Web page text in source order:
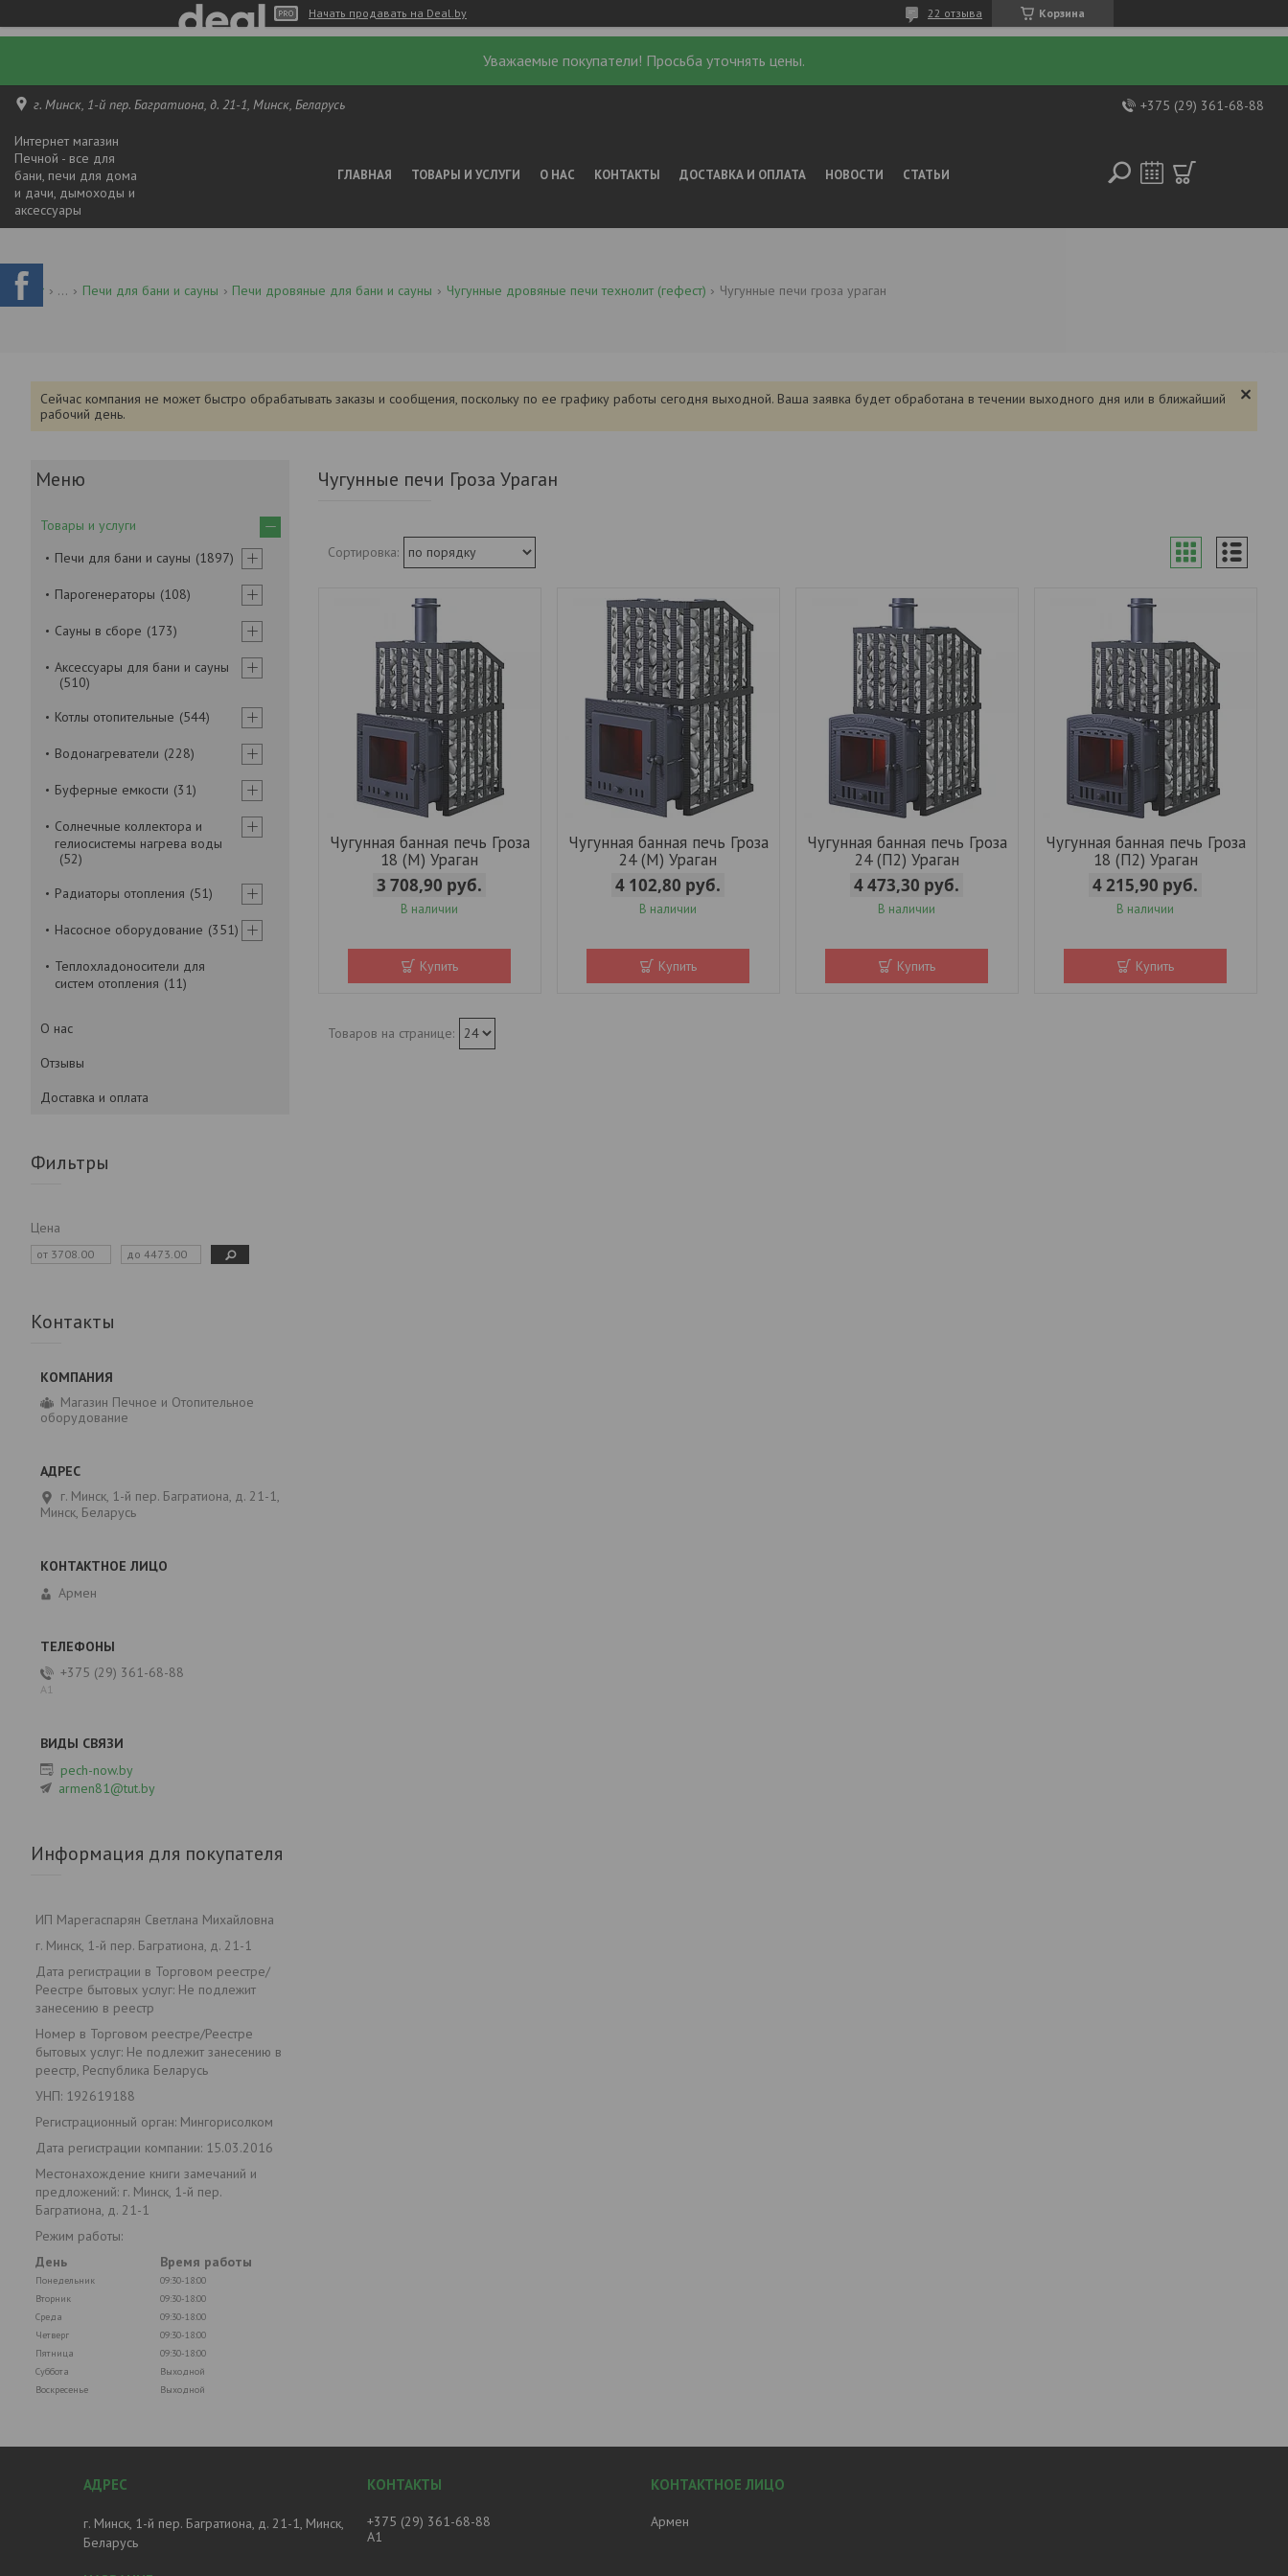
Начать продавать на Deal.by Корзина
22 отзыва
Уважаемые покупатели! Просьба уточнять цены.
г. Минск, 1-й пер. Багратиона, д. 21-1, Минск, Беларусь +375 (29) 361-68-88
Интернет магазин
Печной - все для
бани, печи для дома
и дачи, дымоходы и
аксессуары
ГЛАВНАЯ ТОВАРЫ И УСЛУГИ О НАС КОНТАКТЫ ДОСТАВКА И ОПЛАТА НОВОСТИ СТАТЬИ
... Печи для бани и сауны Печи дровяные для бани и сауны Чугунные дровяные печи технолит (гефест) Чугунные печи гроза ураган
Сейчас компания не может быстро обрабатывать заказы и сообщения, поскольку по ее графику работы сегодня выходной. Ваша заявка будет обработана в течении выходного дня или в ближайший
рабочий день.
Чугунные печи Гроза Ураган
Чугунная банная печь Гроза
18 (М) Ураган
3 708,90 руб.
В наличии
Купить
Чугунная банная печь Гроза
24 (М) Ураган
4 102,80 руб.
В наличии
Купить
Чугунная банная печь Гроза
24 (П2) Ураган
4 473,30 руб.
В наличии
Купить
Чугунная банная печь Гроза
18 (П2) Ураган
4 215,90 руб.
В наличии
Купить
Товары и услуги
Печи для бани и сауны
1897
Парогенераторы 108
Сауны в сборе 173
Аксессуары для бани и сауны
510
Котлы отопительные
544
Водонагреватели 228
Буферные емкости 31
Солнечные коллектора и
гелиосистемы нагрева воды
52
Радиаторы отопления
51
Насосное оборудование 351
Теплохладоносители для
систем отопления
11
О нас
Отзывы
Доставка и оплата
Фильтры
Цена
Контакты
Магазин Печное и Отопительное
оборудование
г. Минск, 1-й пер. Багратиона, д. 21-1,
Минск, Беларусь
Армен
+375 (29) 361-68-88
А1
pech-now.by
armen81@tut.by
Информация для покупателя
ИП Марегаспарян Светлана Михайловна
г. Минск, 1-й пер. Багратиона, д. 21-1
Дата регистрации в Торговом реестре/
Реестре бытовых услуг: Не подлежит
занесению в реестр
Номер в Торговом реестре/Реестре
бытовых услуг: Не подлежит занесению в
реестр, Республика Беларусь
УНП: 192619188
Регистрационный орган: Мингорисолком
Дата регистрации компании: 15.03.2016
Местонахождение книги замечаний и
предложений: г. Минск, 1-й пер.
Багратиона, д. 21-1
Режим работы:
День
Время работы
Понедельник
09:30-18:00
Вторник
09:30-18:00
Среда
09:30-18:00
Четверг
09:30-18:00
Пятница
09:30-18:00
Суббота
Выходной
Воскресенье
Выходной
г. Минск, 1-й пер. Багратиона, д. 21-1, Минск,
Беларусь
+375 (29) 361-68-88
А1
Армен